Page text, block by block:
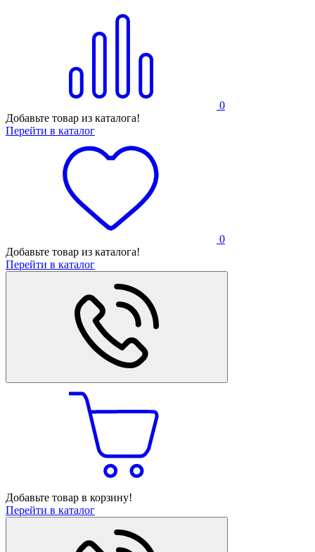
0
Добавьте товар из каталога!
Перейти в каталог
0
Добавьте товар из каталога!
Перейти в каталог
Добавьте товар в корзину!
Перейти в каталог